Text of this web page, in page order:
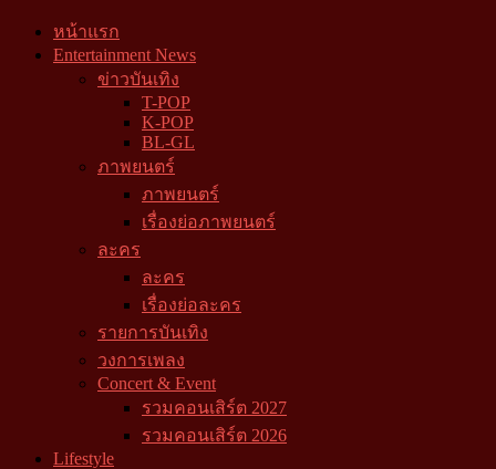
หน้าแรก
Entertainment News
ข่าวบันเทิง
T-POP
K-POP
BL-GL
ภาพยนตร์
ภาพยนตร์
เรื่องย่อภาพยนตร์
ละคร
ละคร
เรื่องย่อละคร
รายการบันเทิง
วงการเพลง
Concert & Event
รวมคอนเสิร์ต 2027
รวมคอนเสิร์ต 2026
Lifestyle